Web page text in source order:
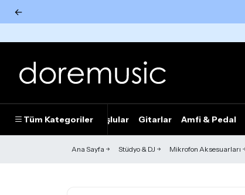
←
Tüm Kategoriler
Piyanolar Tuşlular Gitarlar Amfi & Pedal
Ana Sayfa Stüdyo & DJ Mikrofon Aksesuarları
Tümünü Gör